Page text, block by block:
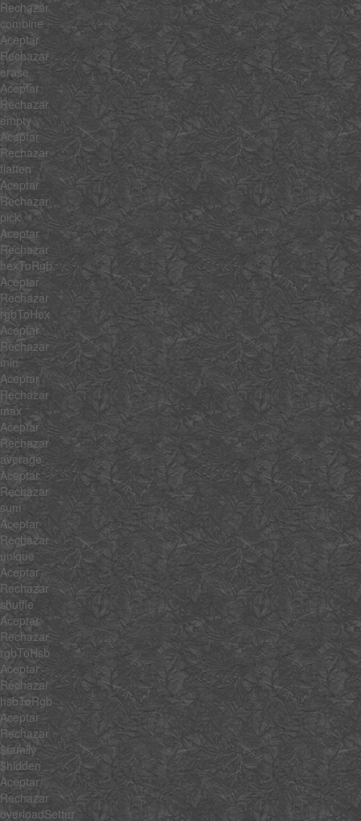
Rechazar
combine
Aceptar
Rechazar
erase
Aceptar
Rechazar
empty
Aceptar
Rechazar
flatten
Aceptar
Rechazar
pick
Aceptar
Rechazar
hexToRgb
Aceptar
Rechazar
rgbToHex
Aceptar
Rechazar
min
Aceptar
Rechazar
max
Aceptar
Rechazar
average
Aceptar
Rechazar
sum
Aceptar
Rechazar
unique
Aceptar
Rechazar
shuffle
Aceptar
Rechazar
rgbToHsb
Aceptar
Rechazar
hsbToRgb
Aceptar
Rechazar
$family
$hidden
Aceptar
Rechazar
overloadSetter